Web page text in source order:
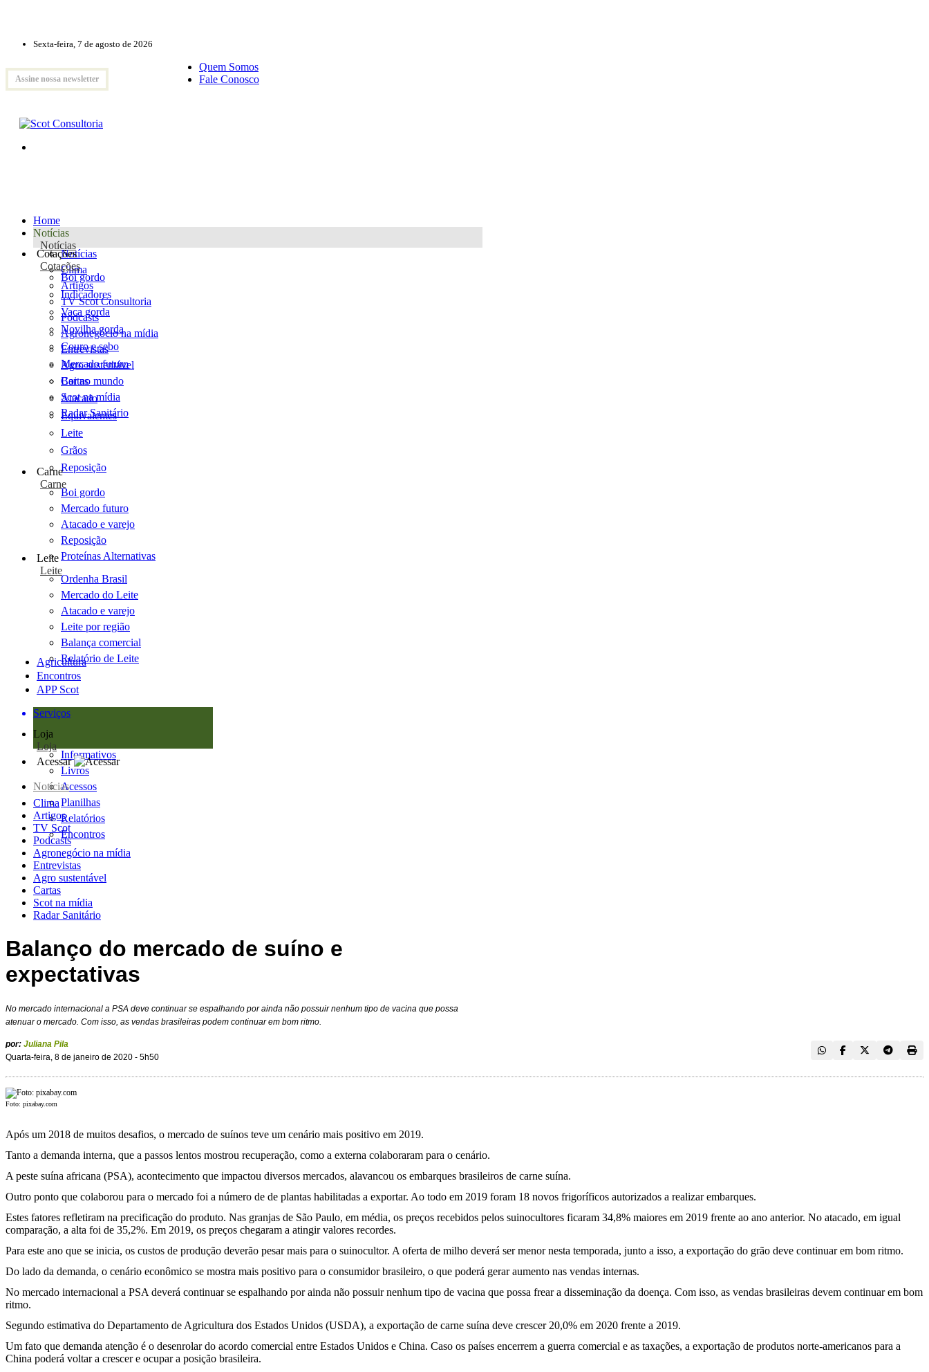
Sexta-feira, 7 de agosto de 2026
Assine nossa newsletter
Quem Somos
Fale Conosco
Home
Notícias
Notícias
Notícias
Clima
Artigos
TV Scot Consultoria
Podcasts
Agronegócio na mídia
Entrevistas
Agro sustentável
Cartas
Scot na mídia
Radar Sanitário
Cotações
Cotações
Boi gordo
Indicadores
Vaca gorda
Novilha gorda
Couro e sebo
Mercado futuro
Boi no mundo
Atacado
Equivalentes
Leite
Grãos
Reposição
Carne
Carne
Boi gordo
Mercado futuro
Atacado e varejo
Reposição
Proteínas Alternativas
Leite
Leite
Ordenha Brasil
Mercado do Leite
Atacado e varejo
Leite por região
Balança comercial
Relatório de Leite
Agricultura
Encontros
APP Scot
Serviços
Loja
Loja
Informativos
Livros
Acessos
Planilhas
Relatórios
Encontros
Acessar
Notícias
Clima
Artigos
TV Scot
Podcasts
Agronegócio na mídia
Entrevistas
Agro sustentável
Cartas
Scot na mídia
Radar Sanitário
Balanço do mercado de suíno e
expectativas
No mercado internacional a PSA deve continuar se espalhando por ainda não possuir nenhum tipo de vacina que possa
atenuar o mercado. Com isso, as vendas brasileiras podem continuar em bom ritmo.
por: Juliana Pila
Quarta-feira, 8 de janeiro de 2020 - 5h50
Foto: pixabay.com
Após um 2018 de muitos desafios, o mercado de suínos teve um cenário mais positivo em 2019.
Tanto a demanda interna, que a passos lentos mostrou recuperação, como a externa colaboraram para o cenário.
A peste suína africana (PSA), acontecimento que impactou diversos mercados, alavancou os embarques brasileiros de carne suína.
Outro ponto que colaborou para o mercado foi a número de de plantas habilitadas a exportar. Ao todo em 2019 foram 18 novos frigoríficos autorizados a realizar embarques.
Estes fatores refletiram na precificação do produto. Nas granjas de São Paulo, em média, os preços recebidos pelos suinocultores ficaram 34,8% maiores em 2019 frente ao ano anterior. No atacado, em igual
comparação, a alta foi de 35,2%. Em 2019, os preços chegaram a atingir valores recordes.
Para este ano que se inicia, os custos de produção deverão pesar mais para o suinocultor. A oferta de milho deverá ser menor nesta temporada, junto a isso, a exportação do grão deve continuar em bom ritmo.
Do lado da demanda, o cenário econômico se mostra mais positivo para o consumidor brasileiro, o que poderá gerar aumento nas vendas internas.
No mercado internacional a PSA deverá continuar se espalhando por ainda não possuir nenhum tipo de vacina que possa frear a disseminação da doença. Com isso, as vendas brasileiras devem continuar em bom
ritmo.
Segundo estimativa do Departamento de Agricultura dos Estados Unidos (USDA), a exportação de carne suína deve crescer 20,0% em 2020 frente a 2019.
Um fato que demanda atenção é o desenrolar do acordo comercial entre Estados Unidos e China. Caso os países encerrem a guerra comercial e as taxações, a exportação de produtos norte-americanos para a
China poderá voltar a crescer e ocupar a posição brasileira.